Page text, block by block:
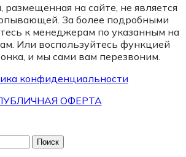
на сайте, не является
За более подробными
к менеджерам по указанным на
Или воспользуйтесь функцией
и мы сами вам перезвоним.
конфиденциальности
ОФЕРТА
Поиск